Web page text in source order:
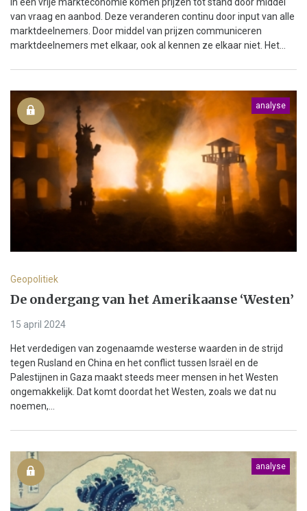
In een vrije markteconomie komen prijzen tot stand door middel
van vraag en aanbod. Deze veranderen continu door input van alle
marktdeelnemers. Door middel van prijzen communiceren
marktdeelnemers met elkaar, ook al kennen ze elkaar niet. Het...
analyse
Geopolitiek
De ondergang van het Amerikaanse ‘Westen’
15 april 2024
Het verdedigen van zogenaamde westerse waarden in de strijd
tegen Rusland en China en het conflict tussen Israël en de
Palestijnen in Gaza maakt steeds meer mensen in het Westen
ongemakkelijk. Dat komt doordat het Westen, zoals we dat nu
noemen,...
analyse